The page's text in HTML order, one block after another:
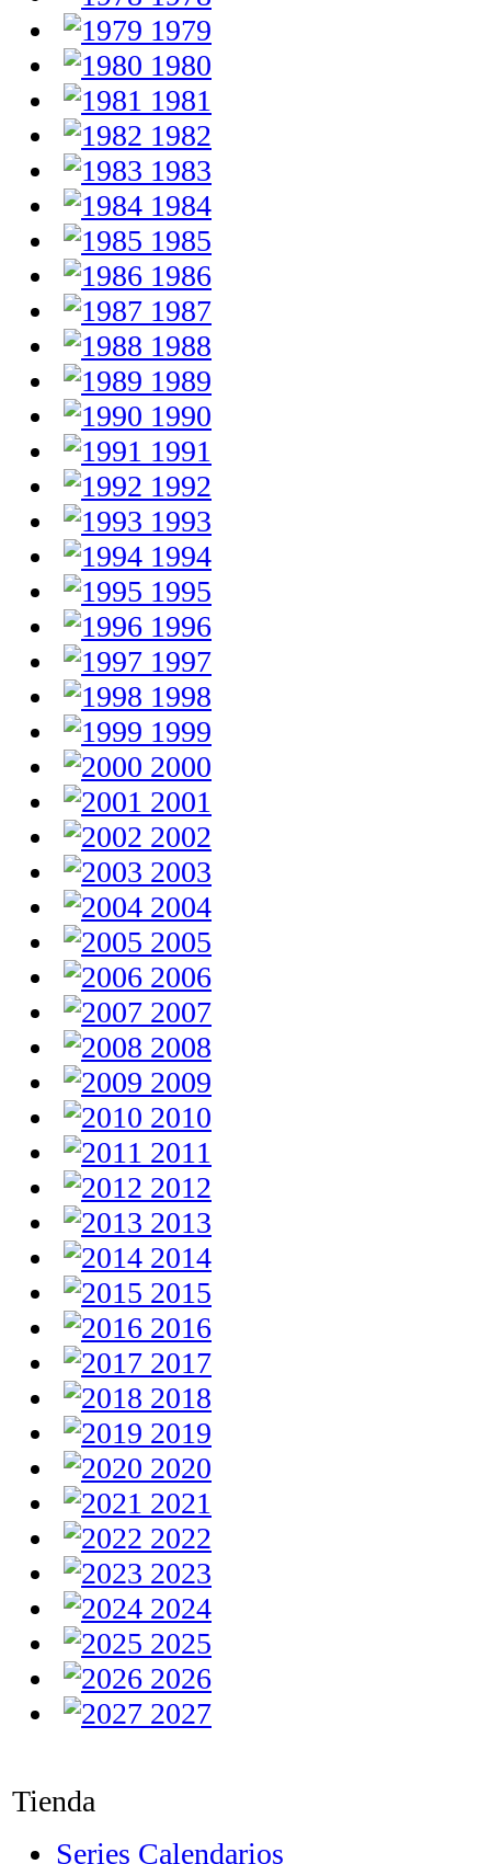
1979
1980
1981
1982
1983
1984
1985
1986
1987
1988
1989
1990
1991
1992
1993
1994
1995
1996
1997
1998
1999
2000
2001
2002
2003
2004
2005
2006
2007
2008
2009
2010
2011
2012
2013
2014
2015
2016
2017
2018
2019
2020
2021
2022
2023
2024
2025
2026
2027
Tienda
Series Calendarios